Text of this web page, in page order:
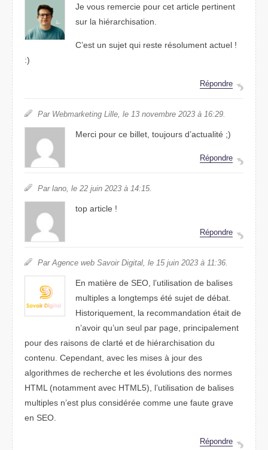
Je vous remercie pour cet article pertinent
sur la hiérarchisation.
C’est un sujet qui reste résolument actuel !
:)
Répondre
Par Webmarketing Lille, le 13 novembre 2023 à 16:29.
Merci pour ce billet, toujours d’actualité ;)
Répondre
Par lano, le 22 juin 2023 à 14:15.
top article !
Répondre
Par Agence web Savoir Digital, le 15 juin 2023 à 11:36.
En matière de SEO, l’utilisation de balises
multiples a longtemps été sujet de débat.
Historiquement, la recommandation était de
n’avoir qu’un seul par page, principalement
pour des raisons de clarté et de hiérarchisation du
contenu. Cependant, avec les mises à jour des
algorithmes de recherche et les évolutions des normes
HTML (notamment avec HTML5), l’utilisation de balises
multiples n’est plus considérée comme une faute grave
en SEO.
Répondre